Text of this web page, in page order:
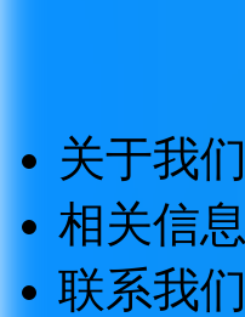
关于我们
相关信息
联系我们